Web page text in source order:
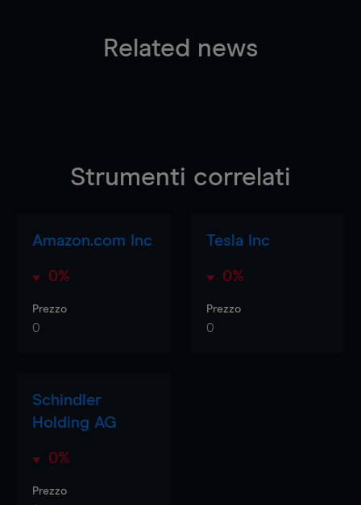
Related news
Strumenti correlati
Amazon.com Inc
0%
Prezzo
0
Tesla Inc
0%
Prezzo
0
Schindler
Holding AG
0%
Prezzo